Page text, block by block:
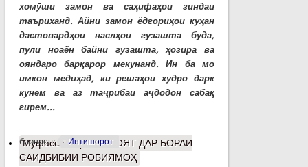
хомӯши замон ва саҳифаҳои зиндаи
таъриханд. Айни замон ёдгориҳои куҳан
дастовардҳои наслҳои гузашта буда,
пули ноаён байни гузашта, ҳозира ва
ояндаро барқарор мекунанд. Ин ба мо
имкон медиҳад, ки решаҳои худро дарк
кунем ва аз таҷрибаи аҷдодон сабақ
гирем...
барчасп: Интишорот
Муфассалтаро РИВОЯТ ДАР БОРАИ
САИДБИБИИ РОБИЯМОҲ